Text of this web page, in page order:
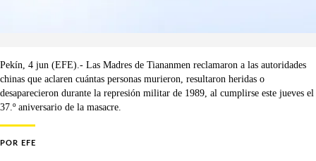
Pekín, 4 jun (EFE).- Las Madres de Tiananmen reclamaron a las autoridades
chinas que aclaren cuántas personas murieron, resultaron heridas o
desaparecieron durante la represión militar de 1989, al cumplirse este jueves el
37.º aniversario de la masacre.
POR EFE